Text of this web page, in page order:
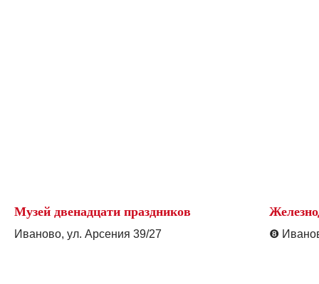
Музей двенадцати праздников
Иваново, ул. Арсения 39/27 ❽